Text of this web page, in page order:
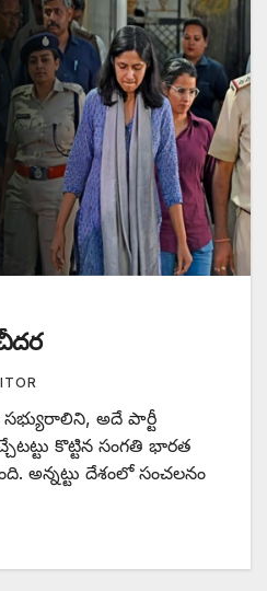
అదే పార్టీ
కొట్టిన సంగతి భారత
అన్నట్టు దేశంలో సంచలనం